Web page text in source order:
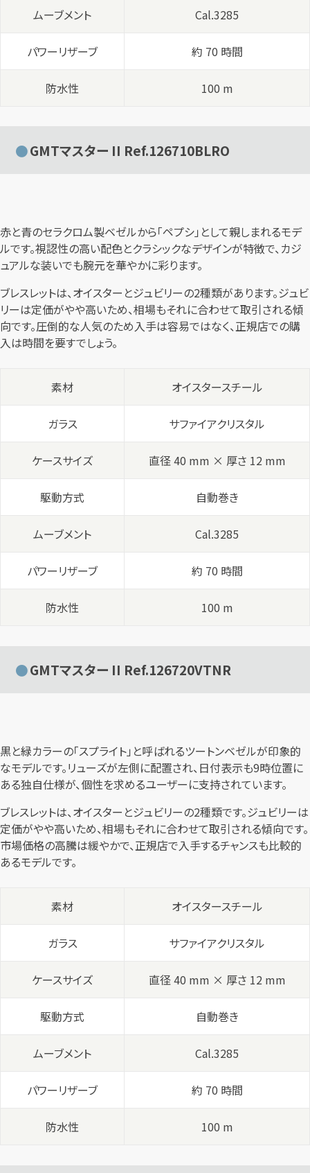
ムーブメント Cal.3285
パワーリザーブ 約 70 時間
防水性 100 m
GMTマスター II Ref.126710BLRO
赤と青のセラクロム製ベゼルから「ペプシ」として親しまれるモデ
ルです。視認性の高い配色とクラシックなデザインが特徴で、カジ
ュアルな装いでも腕元を華やかに彩ります。
ブレスレットは、オイスターとジュビリーの2種類があります。ジュビ
リーは定価がやや高いため、相場もそれに合わせて取引される傾
向です。圧倒的な人気のため入手は容易ではなく、正規店での購
入は時間を要すでしょう。
素材 オイスタースチール
ガラス サファイアクリスタル
ケースサイズ 直径 40 mm × 厚さ 12 mm
駆動方式 自動巻き
ムーブメント Cal.3285
パワーリザーブ 約 70 時間
防水性 100 m
GMTマスター II Ref.126720VTNR
黒と緑カラーの「スプライト」と呼ばれるツートンベゼルが印象的
なモデルです。リューズが左側に配置され、日付表示も9時位置に
ある独自仕様が、個性を求めるユーザーに支持されています。
ブレスレットは、オイスターとジュビリーの2種類です。ジュビリーは
定価がやや高いため、相場もそれに合わせて取引される傾向です。
市場価格の高騰は緩やかで、正規店で入手するチャンスも比較的
あるモデルです。
素材 オイスタースチール
ガラス サファイアクリスタル
ケースサイズ 直径 40 mm × 厚さ 12 mm
駆動方式 自動巻き
ムーブメント Cal.3285
パワーリザーブ 約 70 時間
防水性 100 m